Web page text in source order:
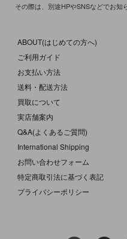
その際は、別途HPやSNSなどでお知
ABOUT(はじめての方へ)
ご利用ガイド
お支払い方法
送料・配送方法
買取について
実店舗案内
Q&A(よくあるご質問)
International Shipping
お問い合わせフォーム
特定商取引法に基づく表記
プライバシーポリシー